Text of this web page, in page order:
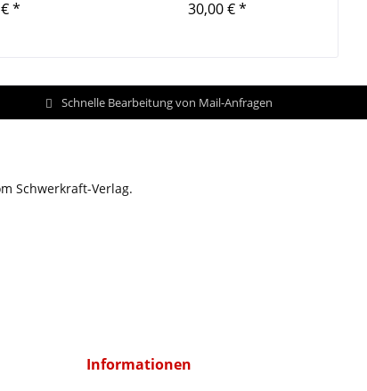
* 30,00 € *
Schnelle Bearbeitung von Mail-Anfragen
Schwerkraft-Verlag.
Informationen